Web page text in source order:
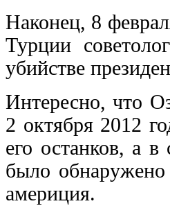
Наконец, 8
Турции
убийстве
Интересно, что
2 октября 2012
его останков, а в
было
америция.